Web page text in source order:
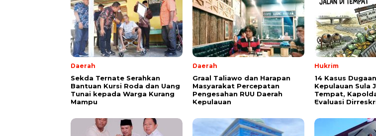
Daerah
Sekda Ternate Serahkan
Bantuan Kursi Roda dan Uang
Tunai kepada Warga Kurang
Mampu
Daerah
Graal Taliawo dan Harapan
Masyarakat Percepatan
Pengesahan RUU Daerah
Kepulauan
Hukrim
14 Kasus
Kepulauan Sula
Tempat,
Evaluasi